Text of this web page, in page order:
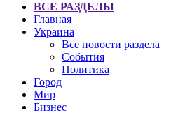
ВСЕ РАЗДЕЛЫ
Главная
Украина
Все новости раздела
События
Политика
Город
Мир
Бизнес